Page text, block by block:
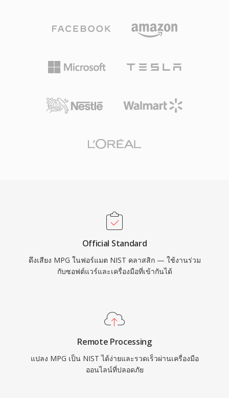
Official Standard
ดึงเสียง MPG ในฟอร์แมต NIST คลาสสิก — ใช้งานร่วม
กับซอฟต์แวร์และเครื่องมือที่เข้ากันได้
Remote Processing
แปลง MPG เป็น NIST ได้ง่ายและรวดเร็วผ่านเครื่องมือ
ออนไลน์ที่ปลอดภัย